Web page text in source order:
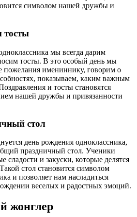
символом нашей дружбы и
тосты
мы всегда дарим
тосты. В это особый день мы
пожелания имениннику, говорим о
показываем, каким важным
и тосты становятся
нашей дружбы и привязанности
стол
день рождения одноклассника,
праздничный стол. Ученики
сладости и закуски, которые делятся
стол становится символом
и позволяет нам насладиться
веселых и радостных эмоций.
жонглер